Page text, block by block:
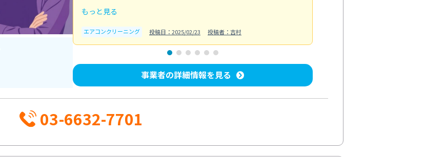
もっと見る
エアコンクリーニング 投稿日：2025/02/23 投稿者：吉村
事業者の詳細情報を見る
03-6632-7701